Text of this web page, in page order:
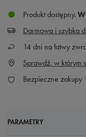
Produkt dostępny
Darmowa i szybka
14 dni na łatwy
Sprawdź, w którym
Bezpieczne zakupy
PARAMETRY